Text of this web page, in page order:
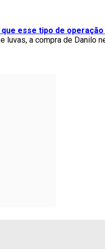
esse tipo de
a compra de Danilo